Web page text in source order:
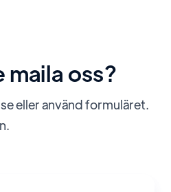
maila oss?
eller använd formuläret.